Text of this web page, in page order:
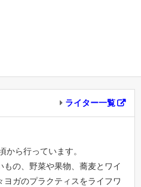
ライター一覧
から行っています。
もの、野菜や果物、蕎麦とワイ
ヨガのプラクティスをライフワ